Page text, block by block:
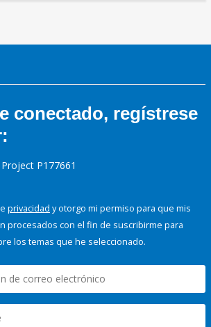
conectado, regístrese
P177661
privacidad y otorgo mi permiso para que mis
procesados con el fin de suscribirme para
los temas que he seleccionado.